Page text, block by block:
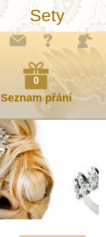
Sety
0
Seznam přání